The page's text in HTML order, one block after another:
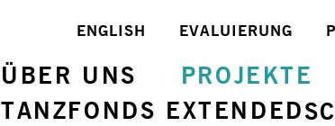
EVALUIERUNG
ENGLISH
ÜBER UNS
PROJEKTE
TANZFONDS EXTENDED